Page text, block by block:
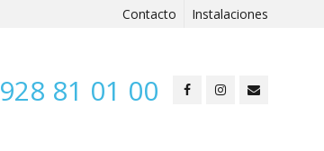
Contacto Instalaciones
928 81 01 00